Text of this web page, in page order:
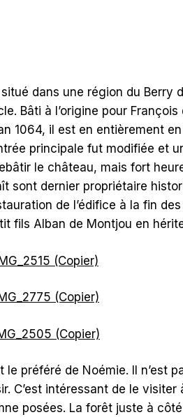
dans une région du
Bâti à l’origine pour
1064, il est en entièrement
principale fut modifiée et
le château, mais fort
dernier propriétaire
de l’édifice à la fin
fils Alban de Montjou en
le préféré de Noémie. Il n’est
C’est intéressant de le visiter
posées. La forêt juste à